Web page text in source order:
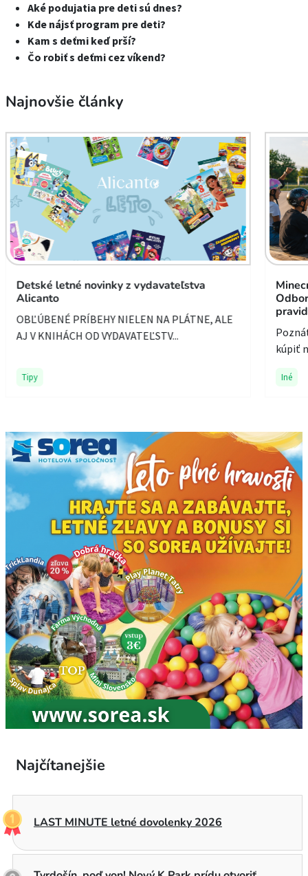
Aké podujatia pre deti sú dnes?
Kde nájsť program pre deti?
Kam s deťmi keď prší?
Čo robiť s deťmi cez víkend?
Najnovšie články
Detské letné novinky z vydavateľstva
Alicanto
OBĽÚBENÉ PRÍBEHY NIELEN NA PLÁTNE, ALE
AJ V KNIHÁCH OD VYDAVATEĽSTV...
Tipy
kúpiť
Iné
Najčítanejšie
LAST MINUTE letné dovolenky 2026